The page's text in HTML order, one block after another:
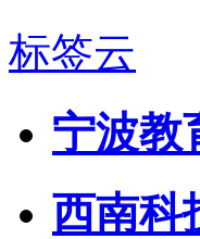
标签云
宁波教
西南科